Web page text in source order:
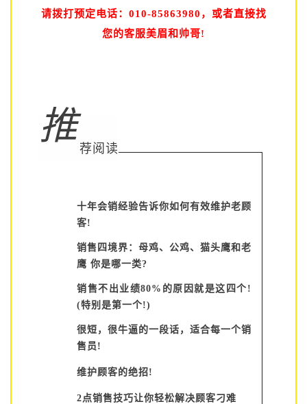
请拨打预定电话：010-85863980，或者直接找
您的客服美眉和帅哥!
推
荐阅读
十年会销经验告诉你如何有效维护老顾
客!
销售四境界：母鸡、公鸡、猫头鹰和老
鹰 你是哪一类?
销售不出业绩80%的原因就是这四个!
(特别是第一个!)
很短，很牛逼的一段话，适合每一个销
售员!
维护顾客的绝招!
2点销售技巧让你轻松解决顾客刁难